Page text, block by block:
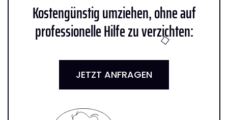
Kostengünstig umziehen, ohne auf
professionelle Hilfe zu verzichten:
JETZT ANFRAGEN